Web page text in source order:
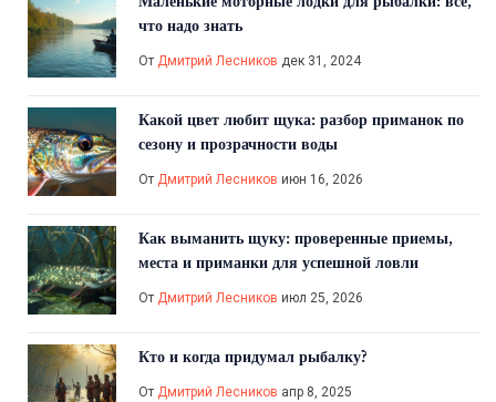
что надо знать
От Дмитрий Лесников дек 31, 2024
Какой цвет любит щука: разбор приманок по
сезону и прозрачности воды
От Дмитрий Лесников июн 16, 2026
Как выманить щуку: проверенные приемы,
места и приманки для успешной ловли
От Дмитрий Лесников июл 25, 2026
Кто и когда придумал рыбалку?
От Дмитрий Лесников апр 8, 2025